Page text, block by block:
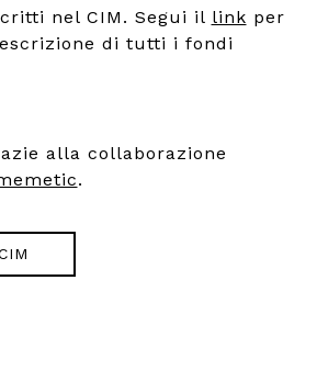
nel CIM. Segui il link per
di tutti i fondi
alla collaborazione
.